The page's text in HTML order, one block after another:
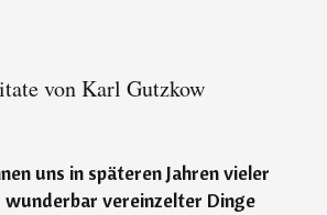
von Karl Gutzkow
uns in späteren Jahren vieler
vereinzelter Dinge